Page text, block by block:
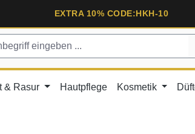
EXTRA 10% CODE:HKH-10
& Rasur Hautpflege Kosmetik